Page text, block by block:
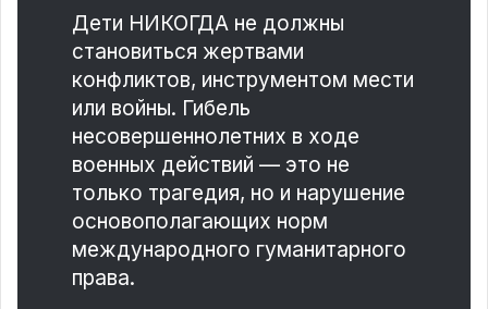
Дети НИКОГДА не должны
становиться жертвами
конфликтов, инструментом мести
или войны. Гибель
несовершеннолетних в ходе
военных действий — это не
только трагедия, но и нарушение
основополагающих норм
международного гуманитарного
права.